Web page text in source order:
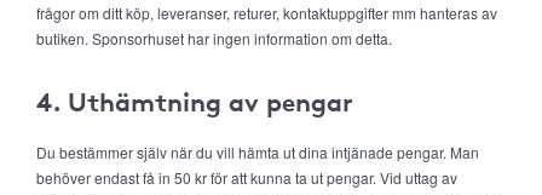
frågor om ditt köp, leveranser, returer, kontaktuppgifter mm hanteras av
butiken. Sponsorhuset har ingen information om detta.
4. Uthämtning av pengar
Du bestämmer själv när du vill hämta ut dina intjänade pengar. Man
behöver endast få in 50 kr för att kunna ta ut pengar. Vid uttag av